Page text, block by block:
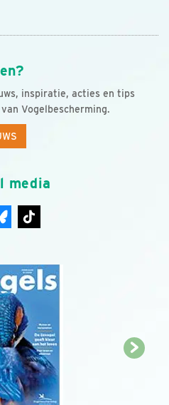
inspiratie, acties en tips
Vogelbescherming.
media